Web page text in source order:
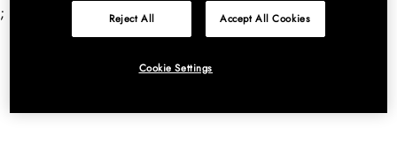
; Reject All Accept All Cookies
Cookie Settings